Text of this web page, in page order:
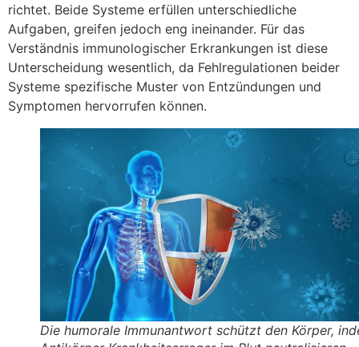
richtet. Beide Systeme erfüllen unterschiedliche
Aufgaben, greifen jedoch eng ineinander. Für das
Verständnis immunologischer Erkrankungen ist diese
Unterscheidung wesentlich, da Fehlregulationen beider
Systeme spezifische Muster von Entzündungen und
Symptomen hervorrufen können.
Die humorale Immunantwort schützt den Körper,